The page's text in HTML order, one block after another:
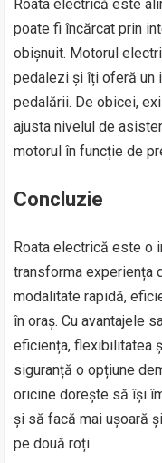
Roata electrică este
poate fi încărcat prin
obișnuit. Motorul
pedalezi și îți oferă un
pedalării. De obicei,
ajusta nivelul de
motorul în funcție de
Concluzie
Roata electrică este o
transforma experiența
modalitate rapidă,
în oraș. Cu avantajele
eficiența, flexibilitatea
siguranță o opțiune
oricine dorește să își
și să facă mai ușoară
pe două roți.